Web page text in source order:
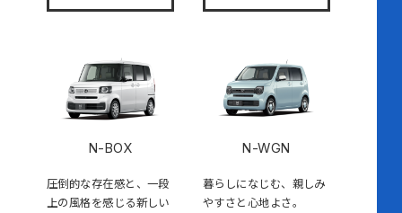
N-BOX
圧倒的な存在感と、一段
上の風格を感じる新しい
N-WGN
暮らしになじむ、親しみ
やすさと心地よさ。